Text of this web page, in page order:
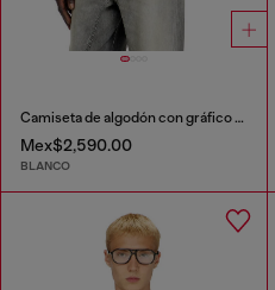
Camiseta de algodón con gráfico flocado
Mex$2,590.00
BLANCO